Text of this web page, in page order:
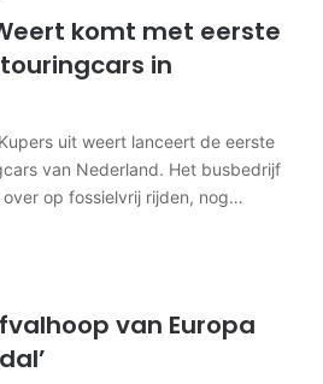
komt met eerste
in
uit weert lanceert de eerste
van Nederland. Het busbedrijf
op fossielvrij rijden, nog…
van Europa